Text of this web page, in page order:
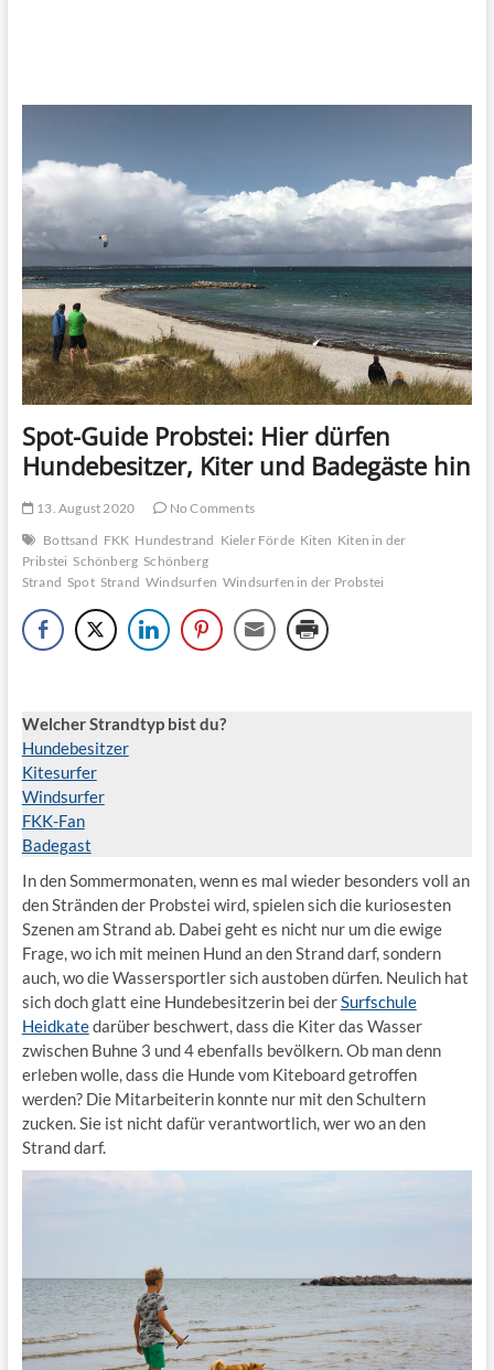
Spot-Guide Probstei: Hier dürfen
Hundebesitzer, Kiter und Badegäste hin
13. August 2020
No Comments
Bottsand FKK Hundestrand Kieler Förde Kiten Kiten in der
Pribstei Schönberg Schönberg
Strand Spot Strand Windsurfen Windsurfen in der Probstei
Welcher Strandtyp bist du?
Hundebesitzer
Kitesurfer
Windsurfer
FKK-Fan
Badegast
In den Sommermonaten, wenn es mal wieder besonders voll an
den Stränden der Probstei wird, spielen sich die kuriosesten
Szenen am Strand ab. Dabei geht es nicht nur um die ewige
Frage, wo ich mit meinen Hund an den Strand darf, sondern
auch, wo die Wassersportler sich austoben dürfen. Neulich hat
sich doch glatt eine Hundebesitzerin bei derSurfschule
Heidkatedarüber beschwert, dass die Kiter das Wasser
zwischen Buhne 3 und 4 ebenfalls bevölkern. Ob man denn
erleben wolle, dass die Hunde vom Kiteboard getroffen
werden? Die Mitarbeiterin konnte nur mit den Schultern
zucken. Sie ist nicht dafür verantwortlich, wer wo an den
Strand darf.